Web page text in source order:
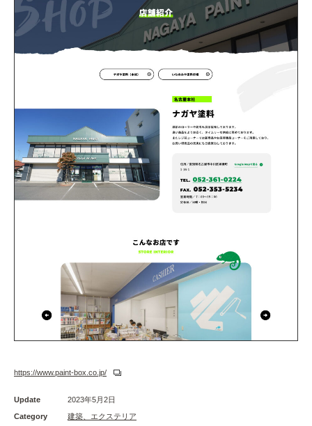
https://www.paint-box.co.jp/
Update
2023年5月2日
Category
建築、エクステリア